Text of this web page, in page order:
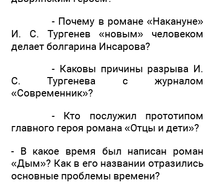
- Почему в романе «Накануне»
И. С. Тургенев «новым» человеком
делает болгарина Инсарова?
- Каковы причины разрыва И.
С. Тургенева с журналом
«Современник»?
- Кто послужил прототипом
главного героя романа «Отцы и дети»?
- В какое время был написан роман
«Дым»? Как в его названии отразились
основные проблемы времени?